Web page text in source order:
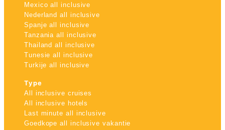
Mexico all inclusive
Nederland all inclusive
Spanje all inclusive
Tanzania all inclusive
Thailand all inclusive
Tunesie all inclusive
Turkije all inclusive
Type
All inclusive cruises
All inclusive hotels
Last minute all inclusive
Goedkope all inclusive vakantie